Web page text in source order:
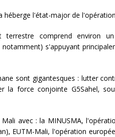
héberge l'état-major de
comprend environ
s'appuyant
sont gigantesques : lutter
la force conjointe G5Sahel,
avec : la MINUSMA,
EUTM-Mali, l'opération